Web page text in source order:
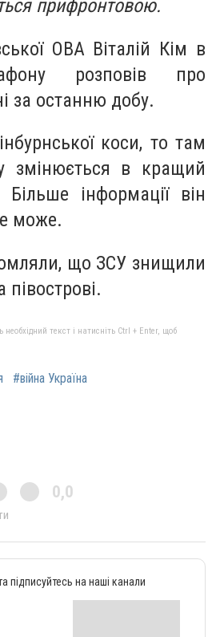
прифронтовою.
ОВА Віталій Кім в
розповів про
за останню добу.
коси, то там
змінюється в кращий
інформації він
може.
що ЗСУ знищили
півострові.
текст і натисніть Ctrl + Enter, щоб
#війна Україна
0,0
підписуйтесь на наші канали